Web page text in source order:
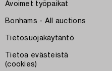
Avoimet työpaikat
Bonhams - All auctions
Tietosuojakäytäntö
Tietoa evästeistä
(cookies)